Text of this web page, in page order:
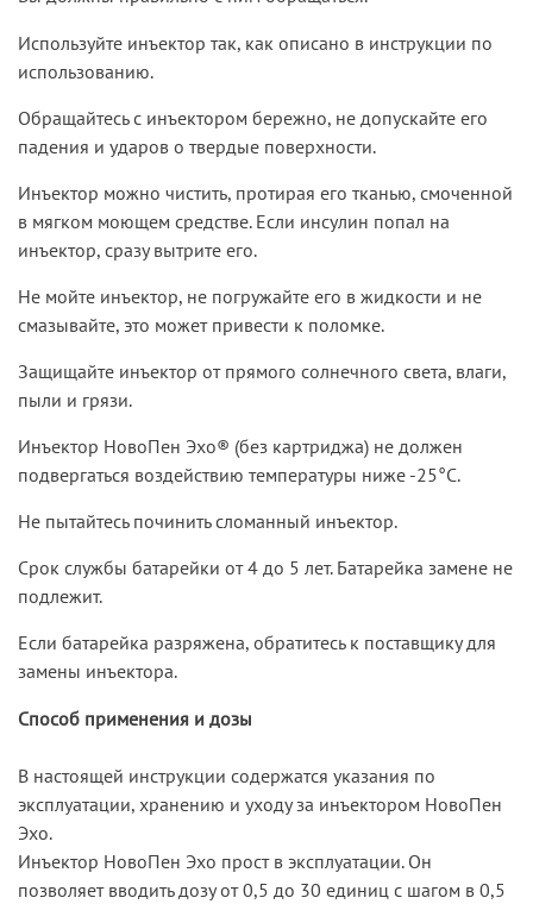
Используйте инъектор так, как описано в инструкции по
использованию.
Обращайтесь с инъектором бережно, не допускайте его
падения и ударов о твердые поверхности.
Инъектор можно чистить, протирая его тканью, смоченной
в мягком моющем средстве. Если инсулин попал на
инъектор, сразу вытрите его.
Не мойте инъектор, не погружайте его в жидкости и не
смазывайте, это может привести к поломке.
Защищайте инъектор от прямого солнечного света, влаги,
пыли и грязи.
Инъектор НовоПен Эхо® (без картриджа) не должен
подвергаться воздействию температуры ниже -25°С.
Не пытайтесь починить сломанный инъектор.
Срок службы батарейки от 4 до 5 лет. Батарейка замене не
подлежит.
Если батарейка разряжена, обратитесь к поставщику для
замены инъектора.
Способ применения и дозы
В настоящей инструкции содержатся указания по
эксплуатации, хранению и уходу за инъектором НовоПен
Эхо.
Инъектор НовоПен Эхо прост в эксплуатации. Он
позволяет вводить дозу от 0,5 до 30 единиц с шагом в 0,5